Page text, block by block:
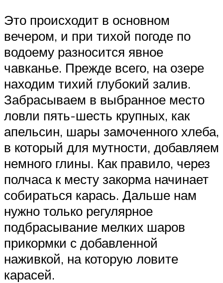
Это происходит в основном
вечером, и при тихой погоде по
водоему разносится явное
чавканье. Прежде всего, на озере
находим тихий глубокий залив.
Забрасываем в выбранное место
ловли пять-шесть крупных, как
апельсин, шары замоченного хлеба,
в который для мутности, добавляем
немного глины. Как правило, через
полчаса к месту закорма начинает
собираться карась. Дальше нам
нужно только регулярное
подбрасывание мелких шаров
прикормки с добавленной
наживкой, на которую ловите
карасей.